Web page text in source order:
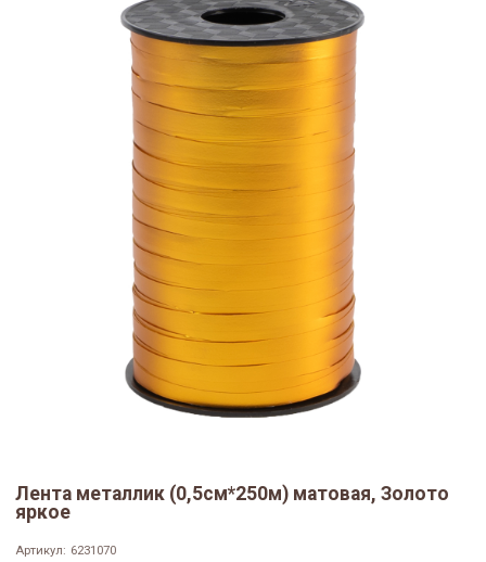
Лента металлик (0,5см*250м) матовая, Золото
яркое
Артикул: 6231070